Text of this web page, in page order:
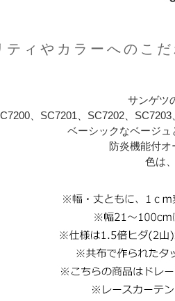
ティやカラーへのこ
サンゲツ
、SC7201、SC7202、
ベーシックなベージュ
防炎機能付オ
色は